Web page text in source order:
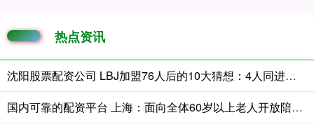
热点资讯
沈阳股票配资公司 LBJ加盟76人后的10大猜想：4人同进全明星&若不夺冠会再打一年吗
国内可靠的配资平台 上海：面向全体60岁以上老人开放陪诊服务